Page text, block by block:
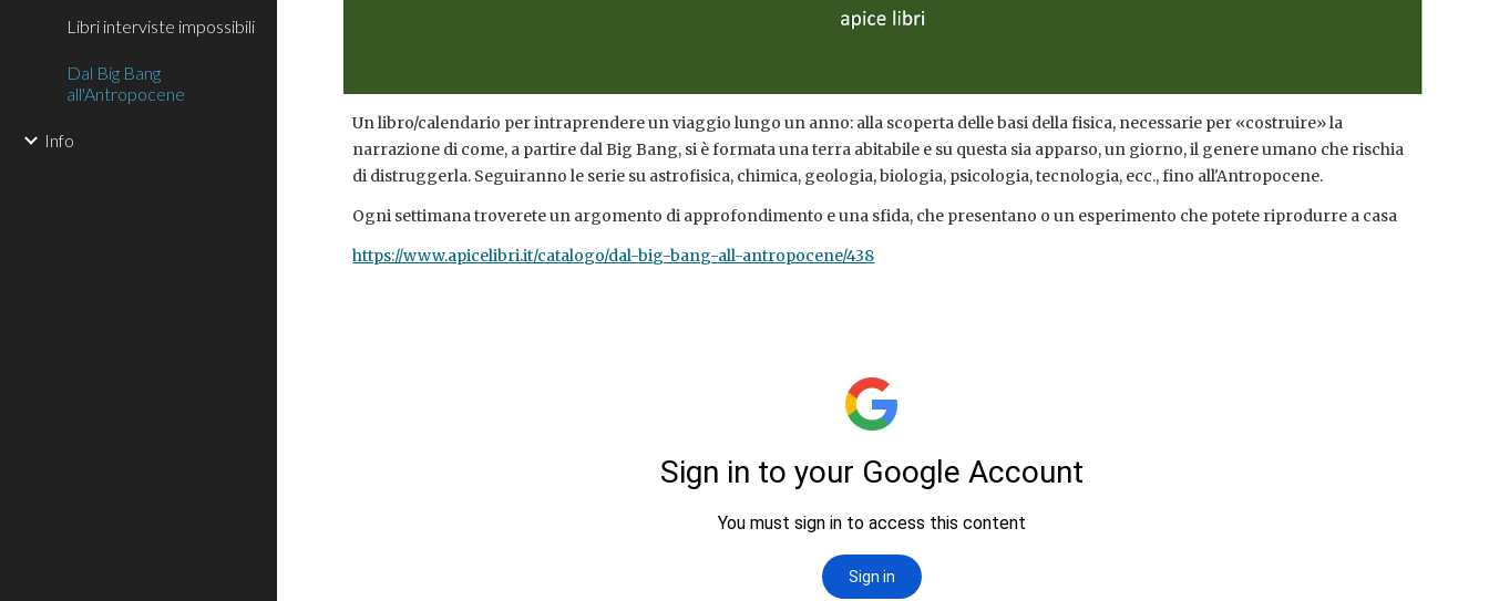
Libri interviste impossibili
Dal Big Bang
all'Antropocene
Info
Un libro/calendario per intraprendere un viaggio lungo un anno: alla scoperta delle basi della fisica, necessarie per «costruire» la
narrazione di come, a partire dal Big Bang, si è formata una terra abitabile e su questa sia apparso, un giorno, il genere umano che rischia
di distruggerla. Seguiranno le serie su astrofisica, chimica, geologia, biologia, psicologia, tecnologia, ecc., fino all'Antropocene.
Ogni settimana troverete un argomento di approfondimento e una sfida, che presentano o un esperimento che potete riprodurre a casa
https://www.apicelibri.it/catalogo/dal-big-bang-all-antropocene/438